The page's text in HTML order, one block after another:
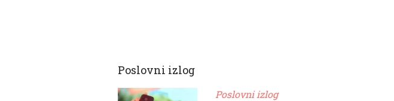
Poslovni izlog
Poslovni izlog